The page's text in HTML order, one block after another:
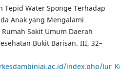
Tepid Water Sponge Terhadap
Anak yang Mengalami
Sakit Umum Daerah
Bukit Barisan. III, 32–
index.php/